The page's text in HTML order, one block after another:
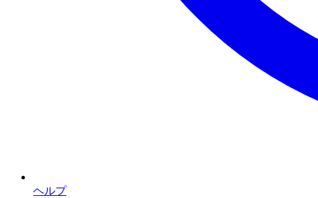
ヘルプ